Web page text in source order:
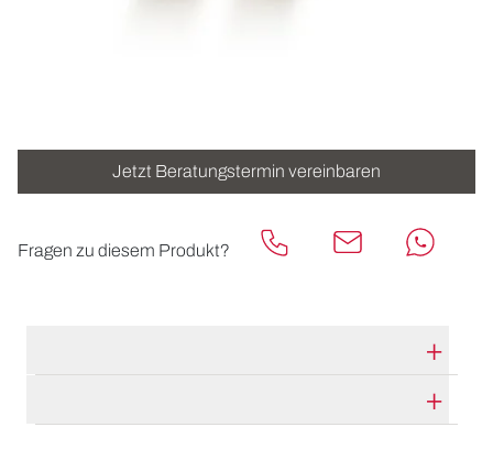
Jetzt Beratungstermin vereinbaren
Fragen zu diesem Produkt?
HERSTELLERBESCHREIBUNG